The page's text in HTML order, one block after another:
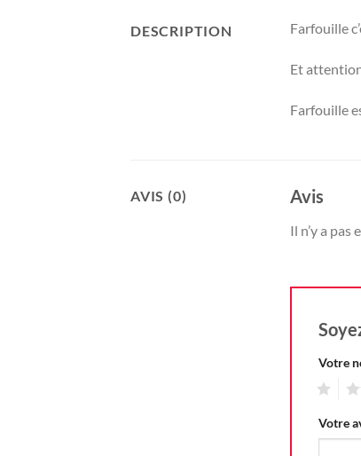
DESCRIPTION Farfouille
Et
Farfouille
AVIS (0) Avis
Il n’y a pas
Votre
Votre